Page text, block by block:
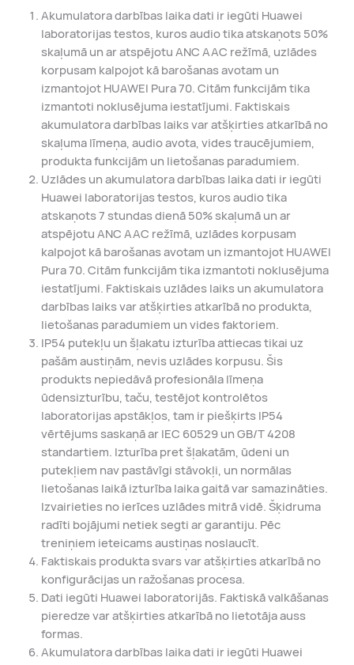
Akumulatora darbības laika dati ir iegūti Huawei
laboratorijas testos, kuros audio tika atskaņots 50%
skaļumā un ar atspējotu ANC AAC režīmā, uzlādes
korpusam kalpojot kā barošanas avotam un
izmantojot HUAWEI Pura 70. Citām funkcijām tika
izmantoti noklusējuma iestatījumi. Faktiskais
akumulatora darbības laiks var atšķirties atkarībā no
skaļuma līmeņa, audio avota, vides traucējumiem,
produkta funkcijām un lietošanas paradumiem.
Uzlādes un akumulatora darbības laika dati ir iegūti
Huawei laboratorijas testos, kuros audio tika
atskaņots 7 stundas dienā 50% skaļumā un ar
atspējotu ANC AAC režīmā, uzlādes korpusam
kalpojot kā barošanas avotam un izmantojot HUAWEI
Pura 70. Citām funkcijām tika izmantoti noklusējuma
iestatījumi. Faktiskais uzlādes laiks un akumulatora
darbības laiks var atšķirties atkarībā no produkta,
lietošanas paradumiem un vides faktoriem.
IP54 putekļu un šļakatu izturība attiecas tikai uz
pašām austiņām, nevis uzlādes korpusu. Šis
produkts nepiedāvā profesionāla līmeņa
ūdensizturību, taču, testējot kontrolētos
laboratorijas apstākļos, tam ir piešķirts IP54
vērtējums saskaņā ar IEC 60529 un GB/T 4208
standartiem. Izturība pret šļakatām, ūdeni un
putekļiem nav pastāvīgi stāvokļi, un normālas
lietošanas laikā izturība laika gaitā var samazināties.
Izvairieties no ierīces uzlādes mitrā vidē. Šķidruma
radīti bojājumi netiek segti ar garantiju. Pēc
treniņiem ieteicams austiņas noslaucīt.
Faktiskais produkta svars var atšķirties atkarībā no
konfigurācijas un ražošanas procesa.
Dati iegūti Huawei laboratorijās. Faktiskā valkāšanas
pieredze var atšķirties atkarībā no lietotāja auss
formas.
Akumulatora darbības laika dati ir iegūti Huawei